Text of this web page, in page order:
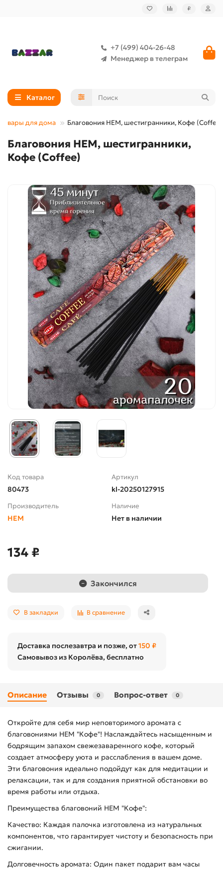
₽
+7 (499) 404-26-48
Менеджер в телеграм
Каталог
Товары для дома Благовония HEM, шестигранники, Кофе (Coffee)
Благовония HEM, шестигранники,
Кофе (Coffee)
Код товара
80473
Артикул
kl-20250127915
Производитель
HEM
Наличие
Нет в наличии
134 ₽
Закончился
В закладки В сравнение
Доставка послезавтра и позже, от150 ₽
Самовывоз из Королёва, бесплатно
Описание Отзывы 0 Вопрос-ответ 0
Откройте для себя мир неповторимого аромата с
благовониями HEM "Кофе"! Наслаждайтесь насыщенным и
бодрящим запахом свежезаваренного кофе, который
создает атмосферу уюта и расслабления в вашем доме.
Эти благовония идеально подойдут как для медитации и
релаксации, так и для создания приятной обстановки во
время работы или отдыха.
Преимущества благовоний HEM "Кофе":
Качество: Каждая палочка изготовлена из натуральных
компонентов, что гарантирует чистоту и безопасность при
сжигании.
Долговечность аромата: Один пакет подарит вам часы